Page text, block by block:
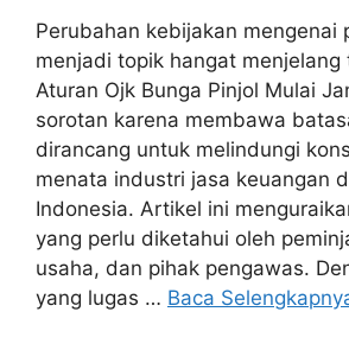
Perubahan kebijakan mengenai
menjadi topik hangat menjelang
Aturan Ojk Bunga Pinjol Mulai
sorotan karena membawa
dirancang untuk melindungi
menata industri jasa keuangan
Indonesia. Artikel ini
yang perlu diketahui oleh
usaha, dan pihak pengawas.
yang lugas … Baca